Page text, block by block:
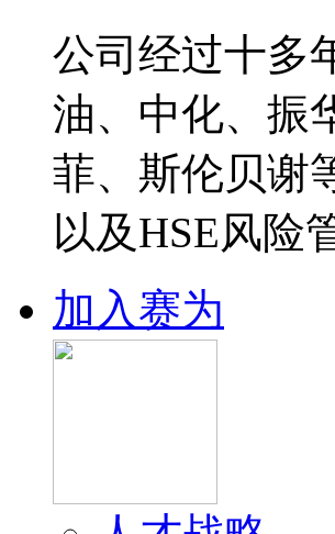
公司经过十多
油、中化、振
菲、斯伦贝谢
以及HSE风险
加入赛为